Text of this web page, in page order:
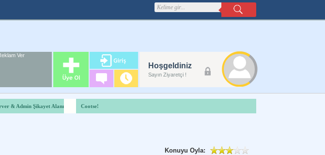
Hoşgeldiniz
Sayın Ziyaretçi !
Ver
Forum
Reklam Alanı
& Admin Şikayet Alanı Cootse!
Konuyu Oyla: